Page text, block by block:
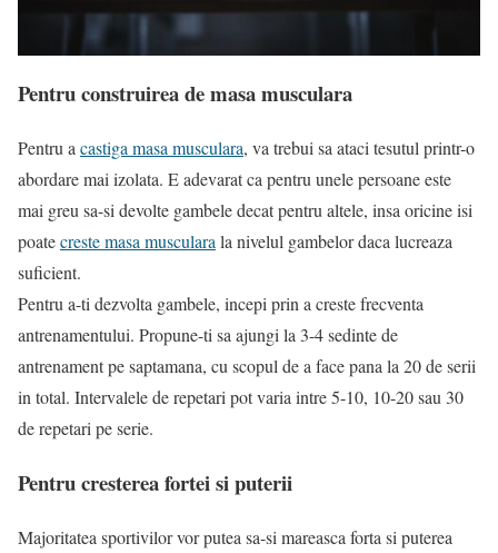
Pentru construirea de masa musculara
Pentru a castiga masa musculara, va trebui sa ataci tesutul printr-o
abordare mai izolata. E adevarat ca pentru unele persoane este
mai greu sa-si devolte gambele decat pentru altele, insa oricine isi
poatecreste masa musculara la nivelul gambelor daca lucreaza
suficient.
Pentru a-ti dezvolta gambele, incepi prin a creste frecventa
antrenamentului. Propune-ti sa ajungi la 3-4 sedinte de
antrenament pe saptamana, cu scopul de a face pana la 20 de serii
in total. Intervalele de repetari pot varia intre 5-10, 10-20 sau 30
de repetari pe serie.
Pentru cresterea fortei si puterii
Majoritatea sportivilor vor putea sa-si mareasca forta si puterea